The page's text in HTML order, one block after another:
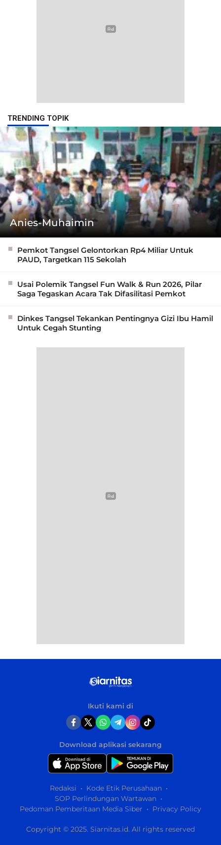
TRENDING TOPIK
Anies-Muhaimin
Pemkot Tangsel Gelontorkan Rp4 Miliar Untuk
PAUD, Targetkan 115 Sekolah
Usai Polemik Tangsel Fun Walk & Run 2026, Pilar
Saga Tegaskan Acara Tak Difasilitasi Pemkot
Dinkes Tangsel Tekankan Pentingnya Gizi Ibu Hamil
Untuk Cegah Stunting
Ikuti kami di
Download aplikasi sekarang
Redaksi
Kode Etik Perusahaan
SOP Perlindungan Wartawan
Pedoman Pemberitaan Media Siber
Privacy Policy
Copyright © 2025. Siarnitas.id. All rights reserved